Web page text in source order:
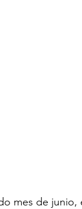
mes de junio,